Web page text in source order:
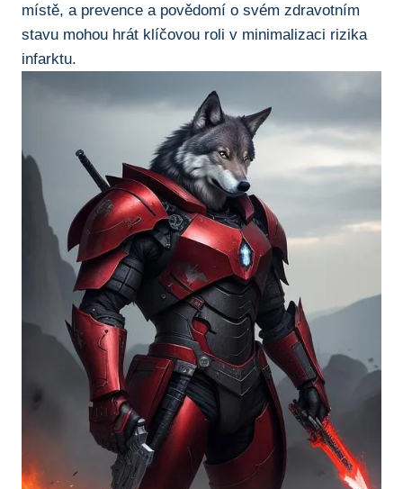
místě, a ⁢prevence a ⁣povědomí o svém zdravotním
stavu mohou hrát klíčovou roli v minimalizaci rizika
infarktu.